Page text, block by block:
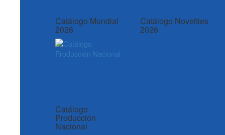
Catálogo Mundial
2026
Catálogo Novelties
2026
Catálogo
Producción
Nacional